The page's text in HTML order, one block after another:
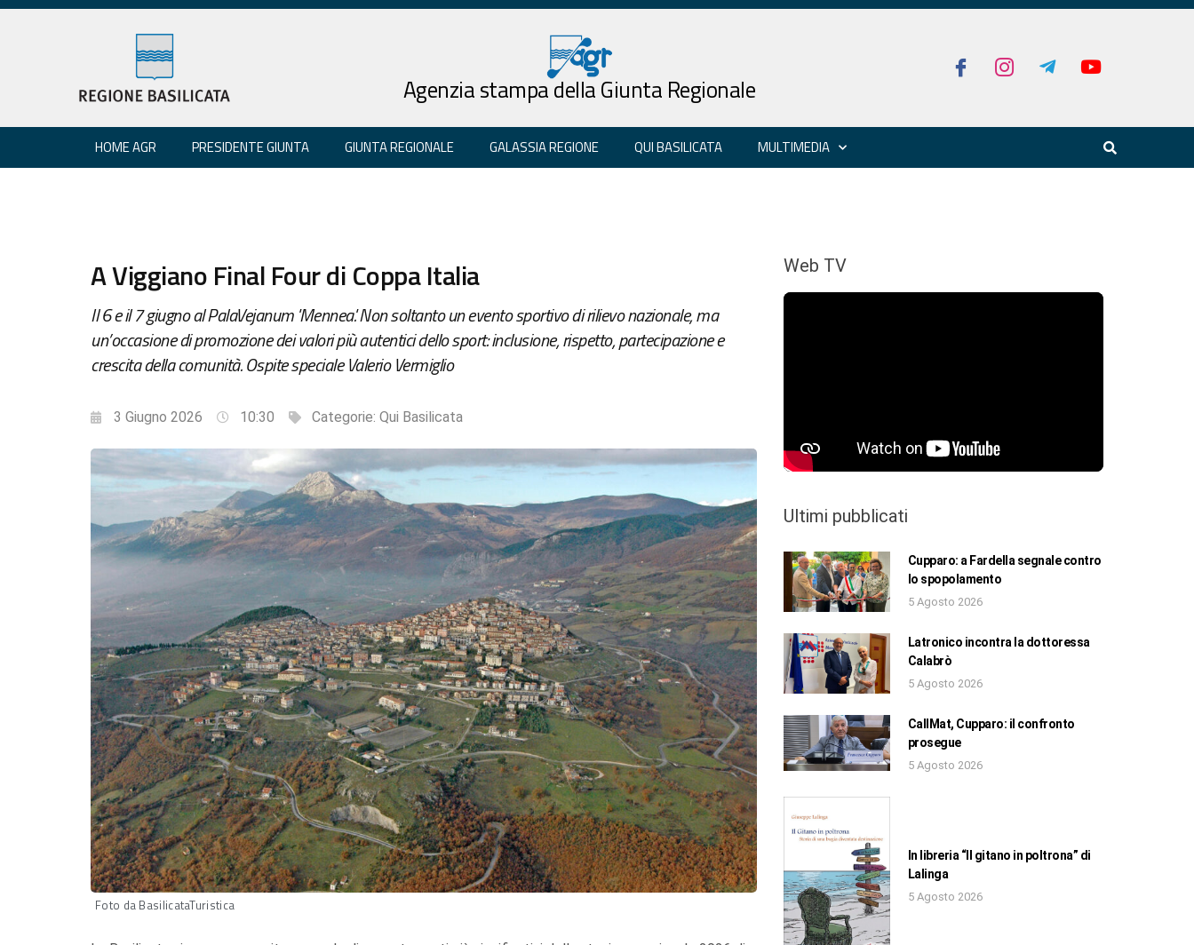
Agenzia stampa della Giunta Regionale
HOME AGR PRESIDENTE GIUNTA GIUNTA REGIONALE GALASSIA REGIONE QUI BASILICATA MULTIMEDIA
A Viggiano Final Four di Coppa Italia
Il 6 e il 7 giugno al PalaVejanum 'Mennea'. Non soltanto un evento sportivo di rilievo nazionale, ma
un’occasione di promozione dei valori più autentici dello sport: inclusione, rispetto, partecipazione e
crescita della comunità. Ospite speciale Valerio Vermiglio
3 Giugno 2026 10:30 Categorie: Qui Basilicata
Foto da BasilicataTuristica
Web TV
Ultimi pubblicati
Cupparo: a Fardella segnale contro
lo spopolamento
5 Agosto 2026
Latronico incontra la dottoressa
Calabrò
5 Agosto 2026
CallMat, Cupparo: il confronto
prosegue
5 Agosto 2026
In libreria “Il gitano in poltrona” di
Lalinga
5 Agosto 2026